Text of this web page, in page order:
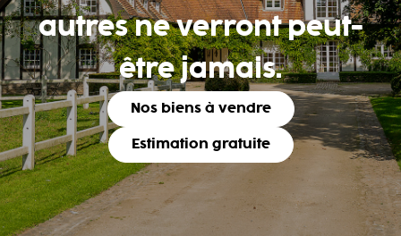
autres ne verront peut-
être jamais.
Nos biens à vendre
Estimation gratuite